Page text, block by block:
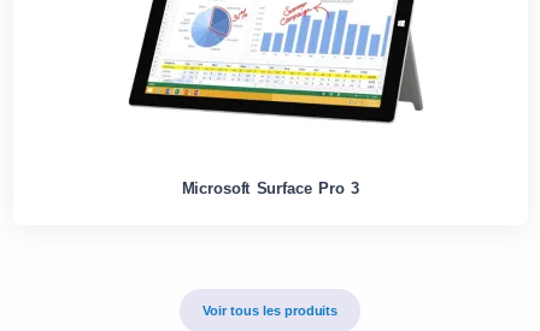
Microsoft Surface Pro 3
Voir tous les produits